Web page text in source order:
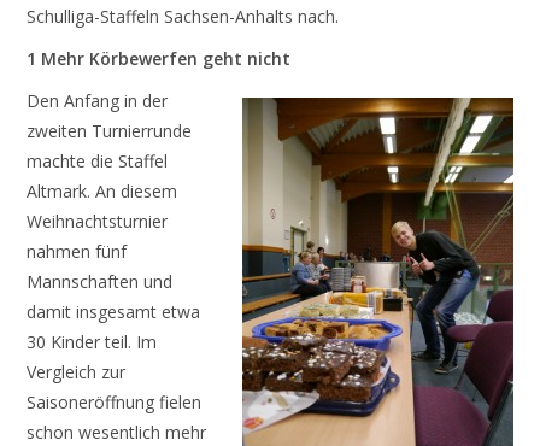
Schulliga-Staffeln Sachsen-Anhalts nach.
1 Mehr Körbewerfen geht nicht
Den Anfang in der
zweiten Turnierrunde
machte die Staffel
Altmark. An diesem
Weihnachtsturnier
nahmen fünf
Mannschaften und
damit insgesamt etwa
30 Kinder teil. Im
Vergleich zur
Saisoneröffnung fielen
schon wesentlich mehr